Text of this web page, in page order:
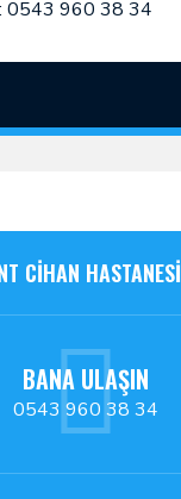
0543 960 38 34
CİHAN HASTANESİ
BANA ULAŞIN
0543 960 38 34